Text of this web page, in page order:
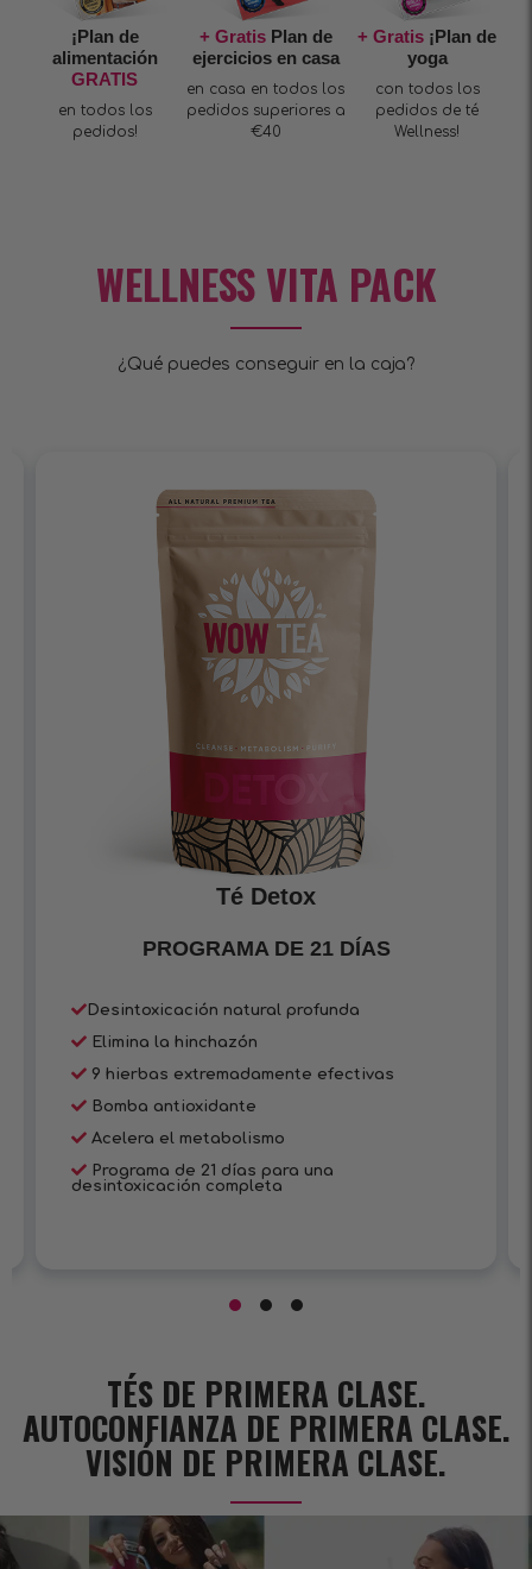
¡Plan de
alimentación
GRATIS
en todos los
pedidos!
+ Gratis Plan de
ejercicios en casa
en casa en todos los
pedidos superiores a
€40
+ Gratis ¡Plan de
yoga
con todos los
pedidos de té
Wellness!
WELLNESS VITA PACK
¿Qué puedes conseguir en la caja?
Té Detox
PROGRAMA DE 21 DÍAS
Desintoxicación natural profunda
Elimina la hinchazón
9 hierbas extremadamente efectivas
Bomba antioxidante
Acelera el metabolismo
Programa de 21 días para una
desintoxicación completa
TÉS DE PRIMERA CLASE.
AUTOCONFIANZA DE PRIMERA CLASE.
VISIÓN DE PRIMERA CLASE.